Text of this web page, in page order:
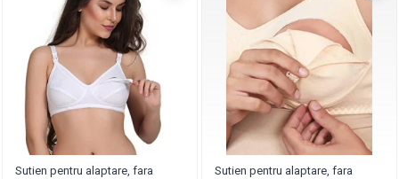
Sutien pentru alaptare, fara
Sutien pentru alaptare, fara